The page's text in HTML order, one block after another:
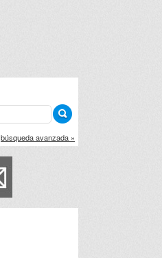
búsqueda avanzada »